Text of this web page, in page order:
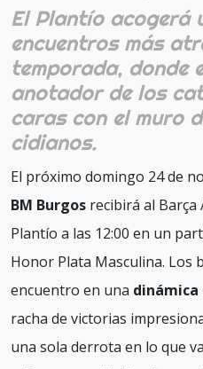
El Plantío acogerá
encuentros más
temporada, donde
anotador de los
caras con el muro
cidianos.
El próximo domingo 24 de
BM Burgos recibirá al Barça
Plantío a las 12:00 en un
Honor Plata Masculina. Los
encuentro en una dinámica
racha de victorias
una sola derrota en lo que